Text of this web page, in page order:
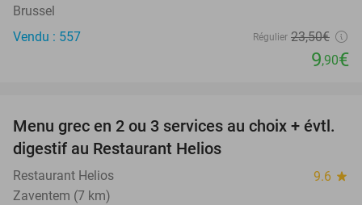
Brussel
Vendu : 557
Régulier 23,50€
9,90€
48%
Menu grec en 2 ou 3 services au choix + évtl.
digestif au Restaurant Helios
Restaurant Helios 9.6 star
Zaventem (7 km)